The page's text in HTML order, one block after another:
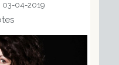
03-04-2019